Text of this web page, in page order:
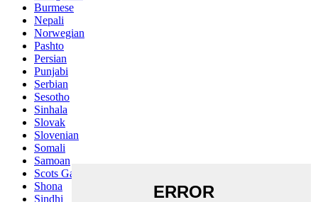
Burmese
Nepali
Norwegian
Pashto
Persian
Punjabi
Serbian
Sesotho
Sinhala
Slovak
Slovenian
Somali
Samoan
Scots Gaelic
Shona
Sindhi